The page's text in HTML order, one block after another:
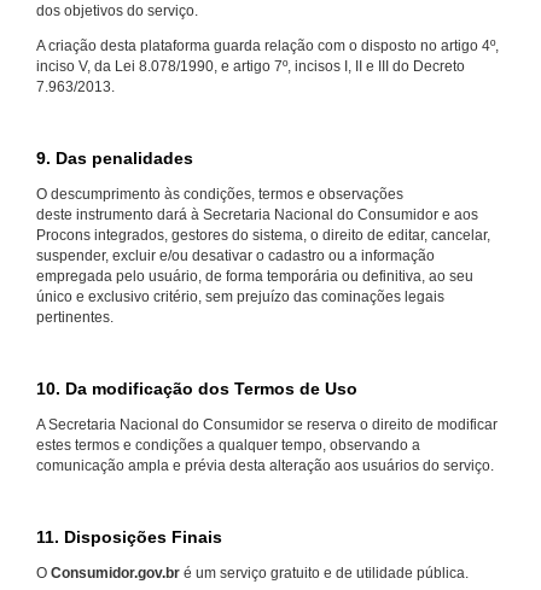
dos objetivos do serviço.
A criação desta plataforma guarda relação com o disposto no artigo 4º,
inciso V, da Lei 8.078/1990, e artigo 7º, incisos I, II e III do Decreto
7.963/2013.
9. Das penalidades
O descumprimento às condições, termos e observações
deste instrumento dará à Secretaria Nacional do Consumidor e aos
Procons integrados, gestores do sistema, o direito de editar, cancelar,
suspender, excluir e/ou desativar o cadastro ou a informação
empregada pelo usuário, de forma temporária ou definitiva, ao seu
único e exclusivo critério, sem prejuízo das cominações legais
pertinentes.
10. Da modificação dos Termos de Uso
A Secretaria Nacional do Consumidor se reserva o direito de modificar
estes termos e condições a qualquer tempo, observando a
comunicação ampla e prévia desta alteração aos usuários do serviço.
11. Disposições Finais
O Consumidor.gov.br é um serviço gratuito e de utilidade pública.